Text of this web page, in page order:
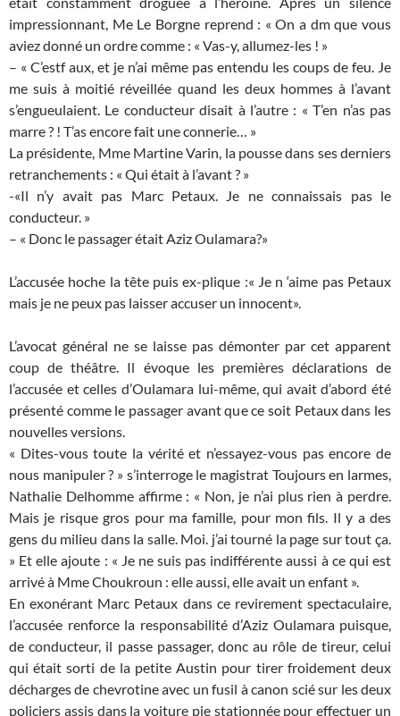
impressionnant, Me Le Borgne reprend : « On a dm que vous
aviez donné un ordre comme : « Vas-y, allumez-les ! »
– « C’estf aux, et je n’ai même pas entendu les coups de feu. Je
me suis à moitié réveillée quand les deux hommes à l’avant
s’engueulaient. Le conducteur disait à l’autre : « T’en n’as pas
marre ? ! T’as encore fait une connerie… »
La présidente, Mme Martine Varin, la pousse dans ses derniers
retranchements : « Qui était à l’avant ? »
-«Il n’y avait pas Marc Petaux. Je ne connaissais pas le
conducteur. »
– « Donc le passager était Aziz Oulamara?»
L’accusée hoche la tête puis ex-plique :« Je n ‘aime pas Petaux
mais je ne peux pas laisser accuser un innocent».
L’avocat général ne se laisse pas démonter par cet apparent
coup de théâtre. Il évoque les premières déclarations de
l’accusée et celles d’Oulamara lui-même, qui avait d’abord été
présenté comme le passager avant que ce soit Petaux dans les
nouvelles versions.
« Dites-vous toute la vérité et n’essayez-vous pas encore de
nous manipuler ? » s’interroge le magistrat Toujours en larmes,
Nathalie Delhomme affirme : « Non, je n’ai plus rien à perdre.
Mais je risque gros pour ma famille, pour mon fils. Il y a des
gens du milieu dans la salle. Moi. j’ai tourné la page sur tout ça.
» Et elle ajoute : « Je ne suis pas indifférente aussi à ce qui est
arrivé à Mme Choukroun : elle aussi, elle avait un enfant ».
En exonérant Marc Petaux dans ce revirement spectaculaire,
l’accusée renforce la responsabilité d’Aziz Oulamara puisque,
de conducteur, il passe passager, donc au rôle de tireur, celui
qui était sorti de la petite Austin pour tirer froidement deux
décharges de chevrotine avec un fusil à canon scié sur les deux
policiers assis dans la voiture pie stationnée pour effectuer un